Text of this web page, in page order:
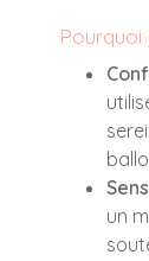
Pourquoi
un